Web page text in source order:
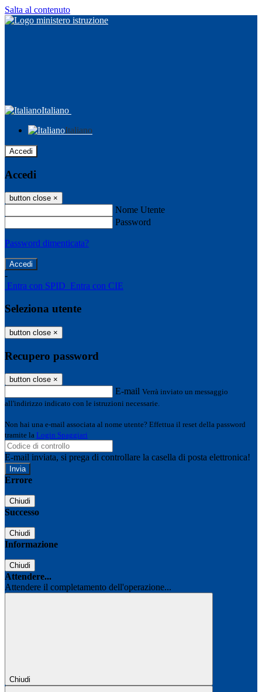
Salta al contenuto
Italiano
Italiano
Accedi
Accedi
button close ×
Nome Utente
Password
Password dimenticata?
-
Entra con SPID Entra con CIE
Seleziona utente
button close ×
Recupero password
button close ×
E-mail Verrà inviato un messaggio
all'indirizzo indicato con le istruzioni necessarie.
Non hai una e-mail associata al nome utente? Effettua il reset della password
tramite la Login Spaggiari
E-mail inviata, si prega di controllare la casella di posta elettronica!
Errore
Chiudi
Successo
Chiudi
Informazione
Chiudi
Attendere...
Attendere il completamento dell'operazione...
Chiudi